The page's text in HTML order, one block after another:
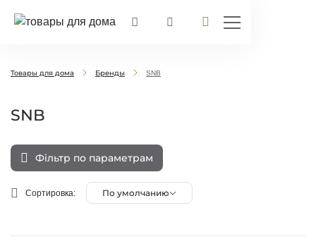
Товары для дома Бренды SNB
SNB
Фільтр по параметрам
Сортировка: По умолчанию